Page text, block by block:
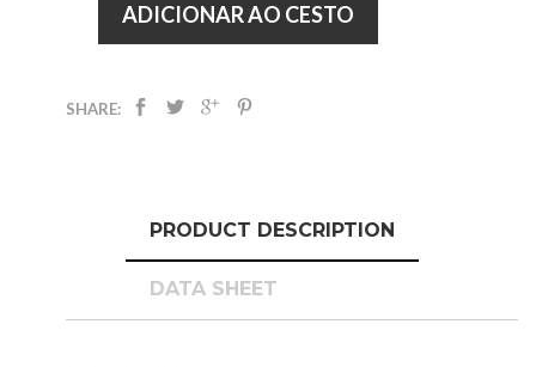
ADICIONAR AO CESTO
SHARE:
PRODUCT DESCRIPTION
DATA SHEET